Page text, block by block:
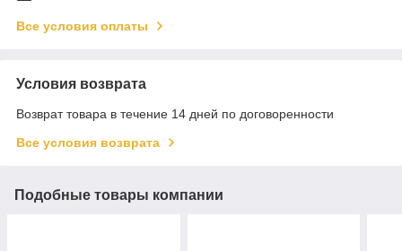
Все условия оплаты
Условия возврата
Возврат товара в течение 14 дней по договоренности
Все условия возврата
Подобные товары компании